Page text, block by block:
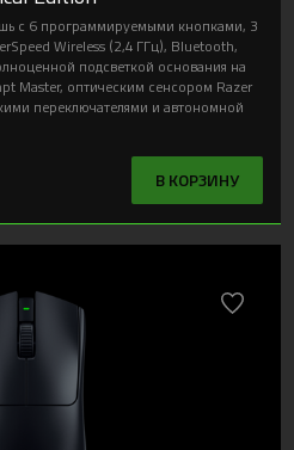
с 6 программируемыми кнопками, 3
Wireless (2,4 ГГц), Bluetooth,
подсветкой основания на
Master, оптическим сенсором Razer
переключателями и автономной
В КОРЗИНУ